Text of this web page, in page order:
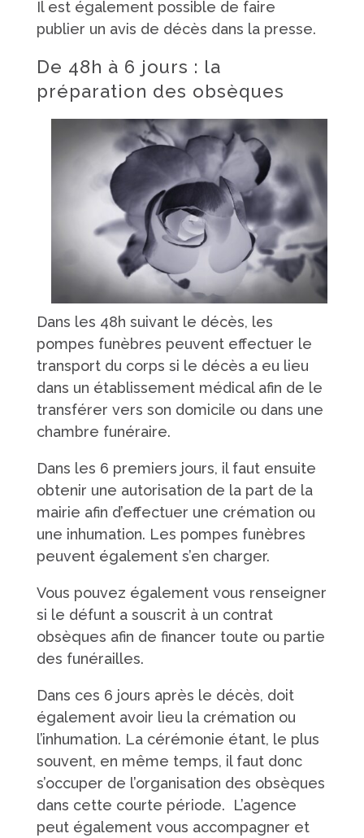
Il est également possible de faire
publier un avis de décès dans la presse.
De 48h à 6 jours : la
préparation des obsèques
Dans les 48h suivant le décès, les
pompes funèbres peuvent effectuer le
transport du corps si le décès a eu lieu
dans un établissement médical afin de le
transférer vers son domicile ou dans une
chambre funéraire.
Dans les 6 premiers jours, il faut ensuite
obtenir une autorisation de la part de la
mairie afin d’effectuer une crémation ou
une inhumation. Les pompes funèbres
peuvent également s’en charger.
Vous pouvez également vous renseigner
si le défunt a souscrit à un contrat
obsèques afin de financer toute ou partie
des funérailles.
Dans ces 6 jours après le décès, doit
également avoir lieu la crémation ou
l’inhumation. La cérémonie étant, le plus
souvent, en même temps, il faut donc
s’occuper de l’organisation des obsèques
dans cette courte période. L’agence
peut également vous accompagner et